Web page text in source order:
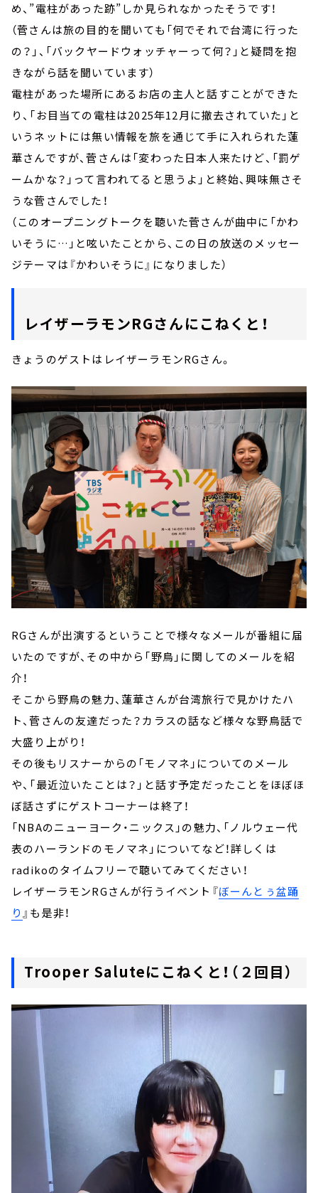
め、”電柱があった跡”しか見られなかったそうです！
（菅さんは旅の目的を聞いても「何でそれで台湾に行った
の？」、「バックヤードウォッチャーって何？」と疑問を抱
きながら話を聞いています）
電柱があった場所にあるお店の主人と話すことができた
り、「お目当ての電柱は2025年12月に撤去されていた」と
いうネットには無い情報を旅を通じて手に入れられた蓮
華さんですが、菅さんは「変わった日本人来たけど、「罰ゲ
ームかな？」って言われてると思うよ」と終始、興味無さそ
うな菅さんでした！
（このオープニングトークを聴いた菅さんが曲中に「かわ
いそうに…」と呟いたことから、この日の放送のメッセー
ジテーマは『かわいそうに』になりました）
レイザーラモンRGさんにこねくと！
きょうのゲストはレイザーラモンRGさん。
RGさんが出演するということで様々なメールが番組に届
いたのですが、その中から「野鳥」に関してのメールを紹
介！
そこから野鳥の魅力、蓮華さんが台湾旅行で見かけたハ
ト、菅さんの友達だった？カラスの話など様々な野鳥話で
大盛り上がり！
その後もリスナーからの「モノマネ」についてのメール
や、「最近泣いたことは？」と話す予定だったことをほぼほ
ぼ話さずにゲストコーナーは終了！
「NBAのニューヨーク・ニックス」の魅力、「ノルウェー代
表のハーランドのモノマネ」についてなど！詳しくは
radikoのタイムフリーで聴いてみてください！
レイザーラモンRGさんが行うイベント『ぼーんとぅ盆踊
り』も是非！
Trooper Saluteにこねくと！（２回目）